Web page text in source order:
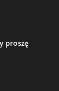
proszę